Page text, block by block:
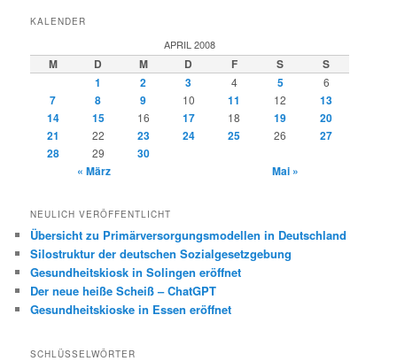
KALENDER
APRIL 2008
M D M D F S
S
1
2 3 4 5 6
7 8 9 10 11 12
13
14
15 16 17 18 19
20
21
22 23 24 25 26
27
28
29
30
« März
Mai »
NEULICH VERÖFFENTLICHT
Übersicht zu Primärversorgungsmodellen in Deutschland
Silostruktur der deutschen Sozialgesetzgebung
Gesundheitskiosk in Solingen eröffnet
Der neue heiße Scheiß – ChatGPT
Gesundheitskioske in Essen eröffnet
SCHLÜSSELWÖRTER